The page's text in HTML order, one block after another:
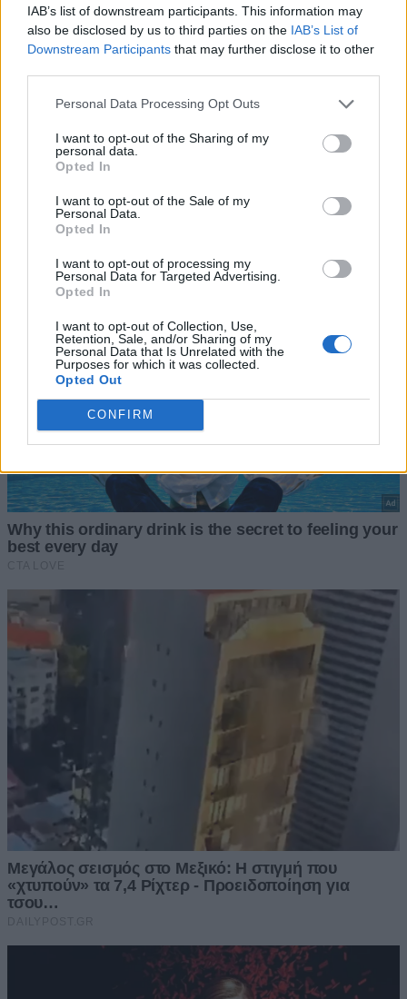
IAB’s list of downstream participants. This information may
also be disclosed by us to third parties on the IAB’s List of
Downstream Participants that may further disclose it to other
Personal Data Processing Opt Outs
I want to opt-out of the Sharing of my
personal data.
Opted In
I want to opt-out of the Sale of my
Personal Data.
Opted In
I want to opt-out of processing my
Personal Data for Targeted Advertising.
Opted In
I want to opt-out of Collection, Use,
Retention, Sale, and/or Sharing of my
Personal Data that Is Unrelated with the
Purposes for which it was collected.
Opted Out
CONFIRM